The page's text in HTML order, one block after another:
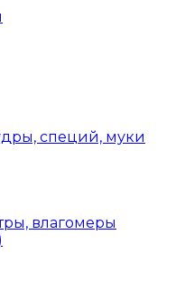
специй, муки
влагомеры